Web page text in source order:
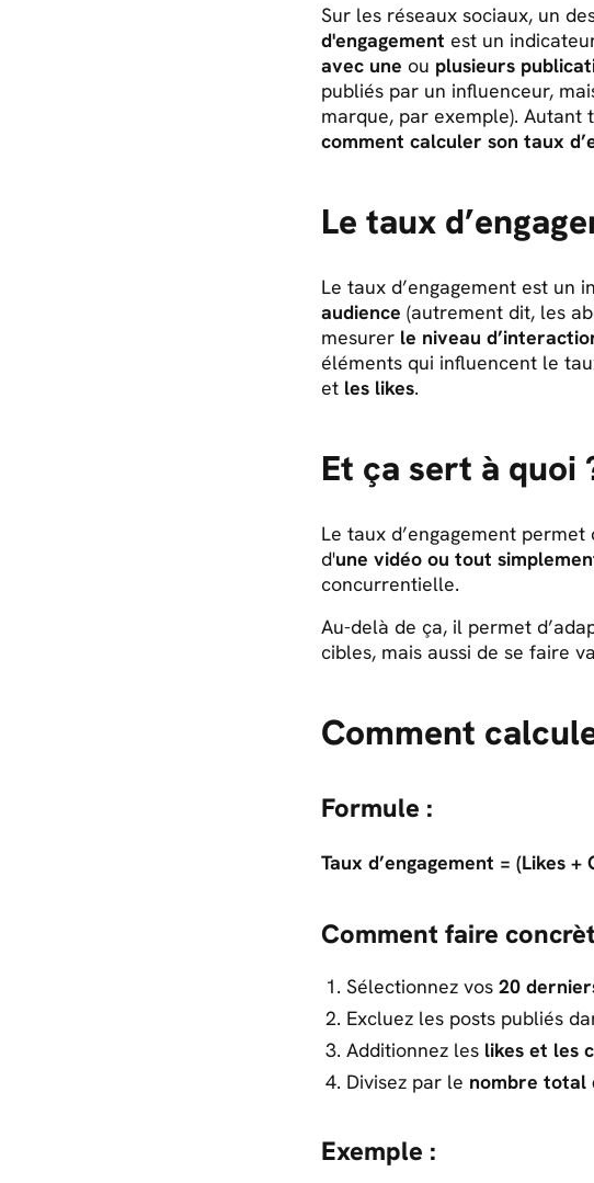
Sur les réseaux sociaux, un
d'engagement est un
avec une ou plusieurs
publiés par un influenceur,
marque, par exemple). Autant
comment calculer son taux
Le taux
Le taux d’engagement est un
audience (autrement dit, les
mesurer le niveau
éléments qui influencent le
et les likes.
Et ça sert à quoi
Le taux d’engagement
d'une vidéo ou tout
concurrentielle.
Au-delà de ça, il permet
cibles, mais aussi de se faire
Comment
Formule :
Taux d’engagement = (Likes
Comment faire
Sélectionnez vos20
Excluez les posts publiés
Additionnez les likes et les
Divisez par le nombre total
Exemple :